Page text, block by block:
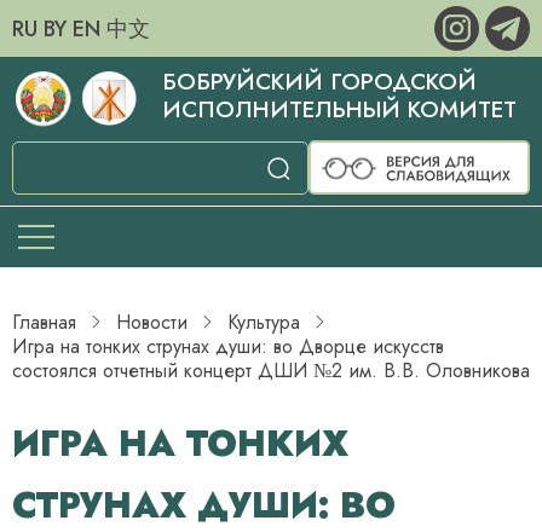
RU BY EN 中文
БОБРУЙСКИЙ ГОРОДСКОЙ
ИСПОЛНИТЕЛЬНЫЙ КОМИТЕТ
Главная Новости
Культура
Игра на тонких струнах души: во Дворце искусств
состоялся отчетный концерт ДШИ №2 им. В.В. Оловникова
ИГРА НА ТОНКИХ
СТРУНАХ ДУШИ: ВО